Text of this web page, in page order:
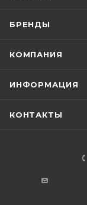
БРЕНДЫ
КОМПАНИЯ
ИНФОРМАЦИЯ
КОНТАКТЫ